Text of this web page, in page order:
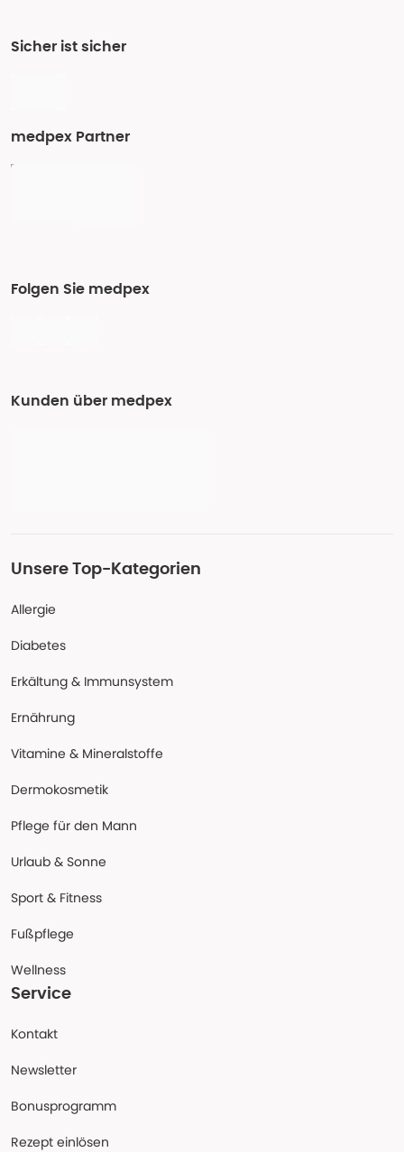
Sicher ist sicher
medpex Partner
Folgen Sie medpex
Kunden über medpex
Unsere Top-Kategorien
Allergie
Diabetes
Erkältung & Immunsystem
Ernährung
Vitamine & Mineralstoffe
Dermokosmetik
Pflege für den Mann
Urlaub & Sonne
Sport & Fitness
Fußpflege
Wellness
Service
Kontakt
Newsletter
Bonusprogramm
Rezept einlösen